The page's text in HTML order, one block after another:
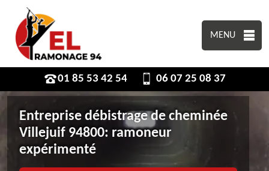
MENU
01 85 53 42 54 06 07 25 08 37
Entreprise débistrage de cheminée
Villejuif 94800: ramoneur
expérimenté